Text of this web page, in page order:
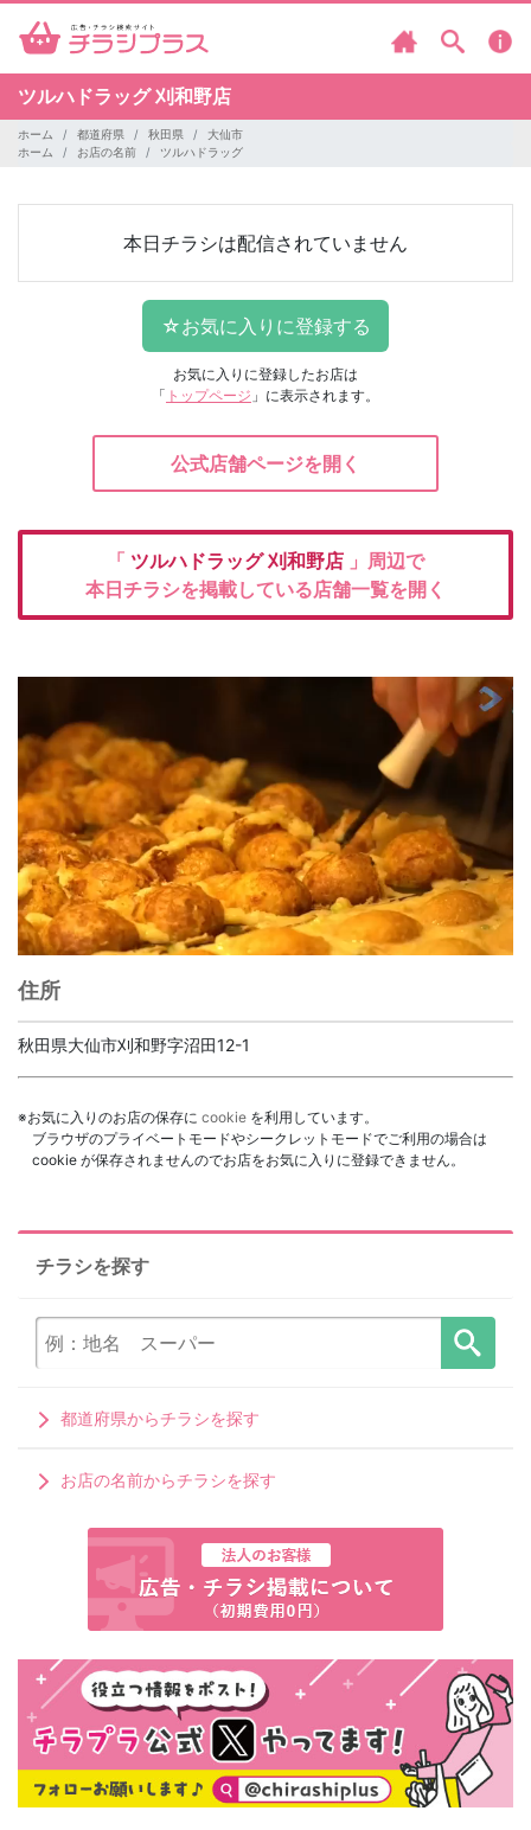
ツルハドラッグ刈和野店
ホーム 都道府県 秋田県
大仙市
ホーム
お店の名前 ツルハドラッグ
本日チラシは配信されていません
お気に入りに登録したお店は
「 トップページ 」に表示されます。
公式店舗ページを開く
「 ツルハドラッグ刈和野店 」周辺で
本日チラシを掲載している店舗一覧を開く
住所
秋田県大仙市刈和野字沼田12-1
※お気に入りのお店の保存に cookie を利用しています。
ブラウザのプライベートモードやシークレットモードでご利用の場合は
cookie が保存されませんのでお店をお気に入りに登録できません。
チラシを探す
都道府県からチラシを探す
お店の名前からチラシを探す